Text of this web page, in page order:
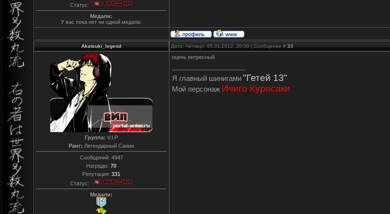
Статус:
Медали:
У вас пока нет ни одной медали.
Akatsuki_legend Дата: Четверг, 05.01.2012, 20:00 | Сообщение # 33
Группа: V.I.P
Ранг: Легендарный Санин
Сообщений: 4947
Награды: 70
Репутация: 331
Статус:
Медали:
оцень интресный
Я главный шинигами"Гетей 13"
Мой персонаж Ичиго Куросаки